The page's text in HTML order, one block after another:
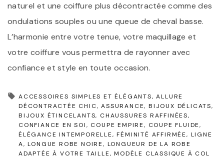
naturel et une coiffure plus décontractée comme des
ondulations souples ou une queue de cheval basse.
L’harmonie entre votre tenue, votre maquillage et
votre coiffure vous permettra de rayonner avec
confiance et style en toute occasion.
ACCESSOIRES SIMPLES ET ÉLÉGANTS
ALLURE
DÉCONTRACTÉE CHIC
ASSURANCE BIJOUX DÉLICATS
BIJOUX ÉTINCELANTS CHAUSSURES RAFFINÉES
CONFIANCE EN SOI
COUPE EMPIRE
COUPE FLUIDE
ÉLÉGANCE INTEMPORELLE
FÉMINITÉ AFFIRMÉE LIGNE
A
LONGUE ROBE NOIRE LONGUEUR DE LA ROBE
ADAPTÉE À VOTRE TAILLE
MODÈLE CLASSIQUE À COL